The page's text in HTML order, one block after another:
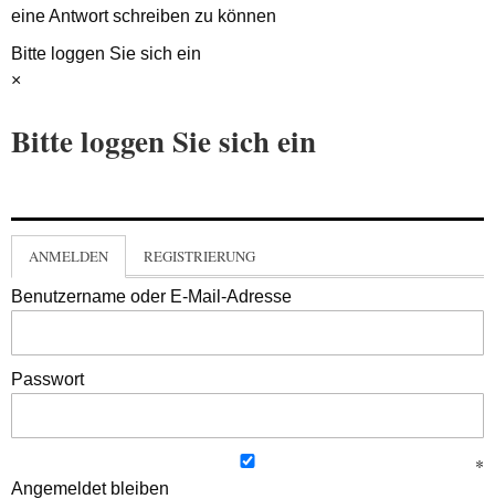
eine Antwort schreiben zu können
Bitte loggen Sie sich ein
×
Bitte loggen Sie sich ein
ANMELDEN REGISTRIERUNG
Benutzername oder E-Mail-Adresse
Passwort
Angemeldet bleiben